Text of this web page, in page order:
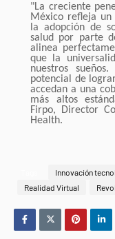
"La creciente
México refleja un
la adopción de
salud por parte
alinea
que la
nuestros
potencial de
accedan a una
más altos
Firpo, Director
Health.
Innovación
Realidad Virtual